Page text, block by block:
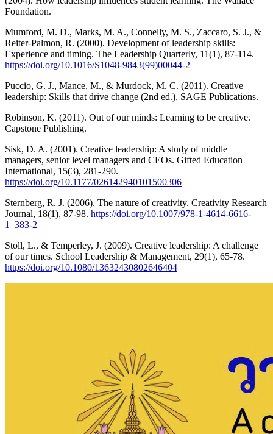
Foundation.
Mumford, M. D., Marks, M. A., Connelly, M. S., Zaccaro, S. J., &
Reiter-Palmon, R. (2000). Development of leadership skills:
Experience and timing. The Leadership Quarterly, 11(1), 87-114.
https://doi.org/10.1016/S1048-9843(99)00044-2
Puccio, G. J., Mance, M., & Murdock, M. C. (2011). Creative
leadership: Skills that drive change (2nd ed.). SAGE Publications.
Robinson, K. (2011). Out of our minds: Learning to be creative.
Capstone Publishing.
Sisk, D. A. (2001). Creative leadership: A study of middle
managers, senior level managers and CEOs. Gifted Education
International, 15(3), 281-290.
https://doi.org/10.1177/026142940101500306
Sternberg, R. J. (2006). The nature of creativity. Creativity Research
Journal, 18(1), 87-98. https://doi.org/10.1007/978-1-4614-6616-
1_383-2
Stoll, L., & Temperley, J. (2009). Creative leadership: A challenge
of our times. School Leadership & Management, 29(1), 65-78.
https://doi.org/10.1080/13632430802646404